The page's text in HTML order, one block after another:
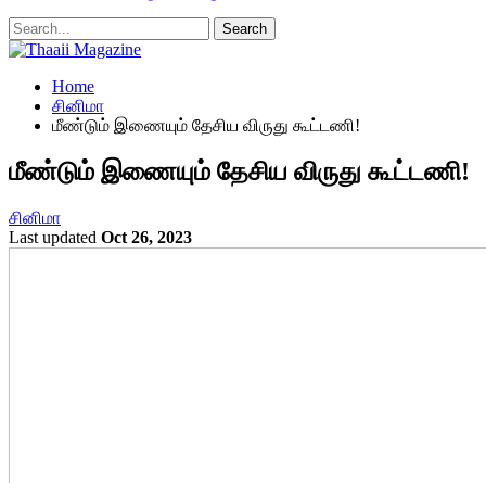
Home
சினிமா
மீண்டும் இணையும் தேசிய விருது கூட்டணி!
மீண்டும் இணையும் தேசிய விருது கூட்டணி!
சினிமா
Last updated Oct 26, 2023